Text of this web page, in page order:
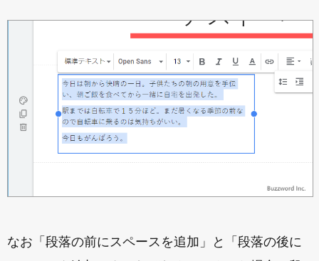
なお「段落の前にスペースを追加」と「段落の後に